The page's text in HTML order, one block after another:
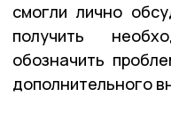
смогли лично
получить
обозначить
дополнительного